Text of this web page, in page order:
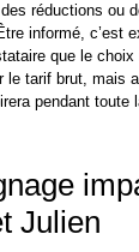
réductions ou
informé, c’est
que le
le tarif brut, mais
pendant toute
Julien